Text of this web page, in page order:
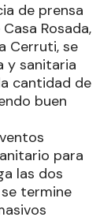
de prensa
Rosada,
Cerruti, se
y sanitaria
cantidad de
buen
para
las dos
termine